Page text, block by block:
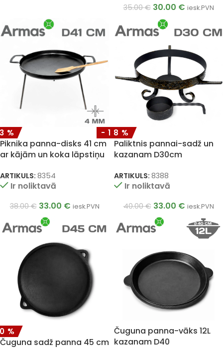
35.00€ 30.00 € iesk.PVN
Piknika panna-disks 41 cm
ar kājām un koka lāpstiņu
ARTIKULS: 8354
Ir noliktavā
38.00€ 33.00 € iesk.PVN
-18%
Paliktnis pannai-sadž un
kazanam D30cm
ARTIKULS: 8388
Ir noliktavā
40.00€ 33.00 € iesk.PVN
Čuguna sadž panna 45 cm
Čuguna panna-vāks 12L
kazanam D40